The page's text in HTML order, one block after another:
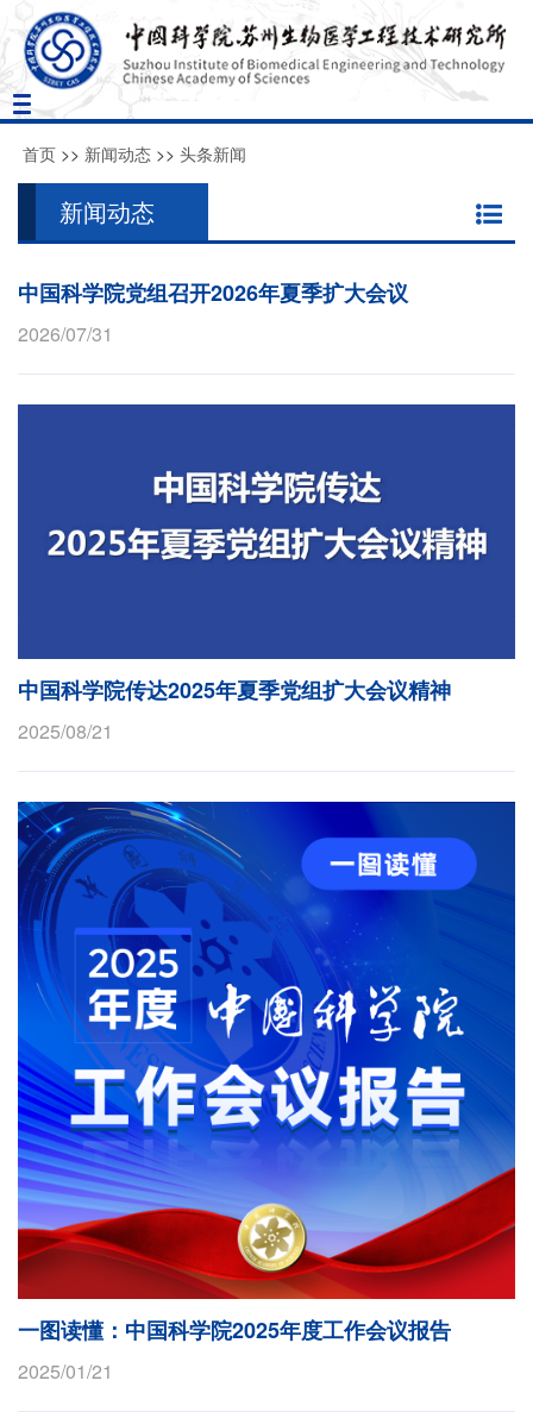
Toggle
navigation
首页 >> 新闻动态 >> 头条新闻
新闻动态
中国科学院党组召开2026年夏季扩大会议
2026/07/31
中国科学院传达2025年夏季党组扩大会议精神
2025/08/21
一图读懂：中国科学院2025年度工作会议报告
2025/01/21